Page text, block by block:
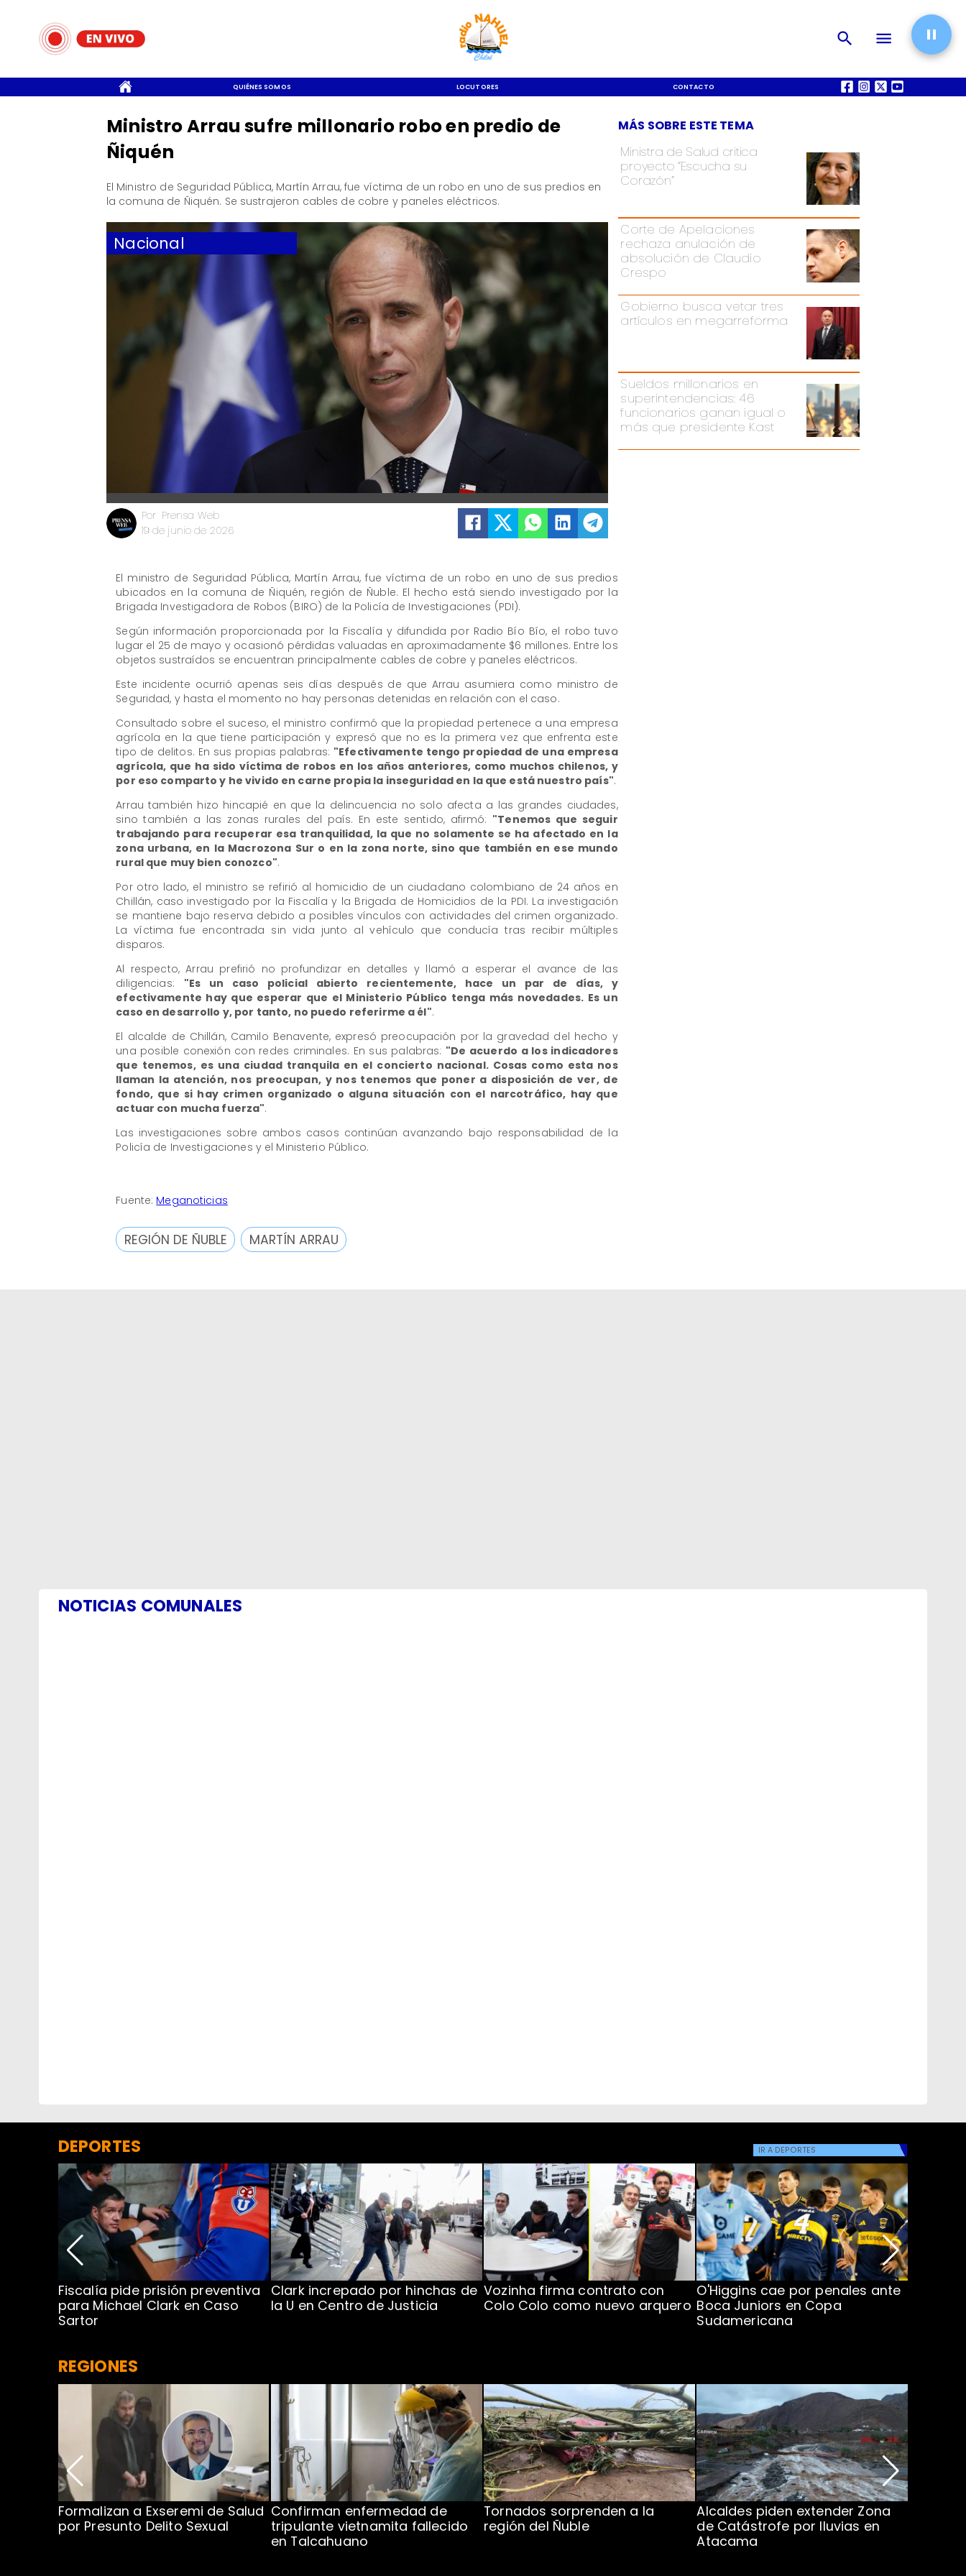
QUIÉNES SOMOS LOCUTORES CONTACTO QUIÉNES SOMOS
Nacional
Prensa Web
Por
19 de junio de 2026
Ministra de Salud critica
proyecto “Escucha su
Corazón”
Corte de Apelaciones
rechaza anulación de
absolución de Claudio
Crespo
Gobierno busca vetar tres
artículos en megarreforma
Sueldos millonarios en
superintendencias: 46
funcionarios ganan igual o
más que presidente Kast
MÁS SOBRE ESTE TEMA
Ministro Arrau sufre millonario robo en predio de
Ñiquén
El Ministro de Seguridad Pública, Martín Arrau, fue víctima de un robo en uno de sus predios en
la comuna de Ñiquén. Se sustrajeron cables de cobre y paneles eléctricos.
El ministro de Seguridad Pública, Martín Arrau, fue víctima de un robo en uno de sus predios
ubicados en la comuna de Ñiquén, región de Ñuble. El hecho está siendo investigado por la
Brigada Investigadora de Robos (BIRO) de la Policía de Investigaciones (PDI).
Según información proporcionada por la Fiscalía y difundida por Radio Bío Bío, el robo tuvo
lugar el 25 de mayo y ocasionó pérdidas valuadas en aproximadamente $6 millones. Entre los
objetos sustraídos se encuentran principalmente cables de cobre y paneles eléctricos.
Este incidente ocurrió apenas seis días después de que Arrau asumiera como ministro de
Seguridad, y hasta el momento no hay personas detenidas en relación con el caso.
Consultado sobre el suceso, el ministro confirmó que la propiedad pertenece a una empresa
agrícola en la que tiene participación y expresó que no es la primera vez que enfrenta este
tipo de delitos. En sus propias palabras: "Efectivamente tengo propiedad de una empresa
agrícola, que ha sido víctima de robos en los años anteriores, como muchos chilenos, y
por eso comparto y he vivido en carne propia la inseguridad en la que está nuestro país".
Arrau también hizo hincapié en que la delincuencia no solo afecta a las grandes ciudades,
sino también a las zonas rurales del país. En este sentido, afirmó: "Tenemos que seguir
trabajando para recuperar esa tranquilidad, la que no solamente se ha afectado en la
zona urbana, en la Macrozona Sur o en la zona norte, sino que también en ese mundo
rural que muy bien conozco".
Por otro lado, el ministro se refirió al homicidio de un ciudadano colombiano de 24 años en
Chillán, caso investigado por la Fiscalía y la Brigada de Homicidios de la PDI. La investigación
se mantiene bajo reserva debido a posibles vínculos con actividades del crimen organizado.
La víctima fue encontrada sin vida junto al vehículo que conducía tras recibir múltiples
disparos.
Al respecto, Arrau prefirió no profundizar en detalles y llamó a esperar el avance de las
diligencias: "Es un caso policial abierto recientemente, hace un par de días, y
efectivamente hay que esperar que el Ministerio Público tenga más novedades. Es un
caso en desarrollo y, por tanto, no puedo referirme a él".
El alcalde de Chillán, Camilo Benavente, expresó preocupación por la gravedad del hecho y
una posible conexión con redes criminales. En sus palabras: "De acuerdo a los indicadores
que tenemos, es una ciudad tranquila en el concierto nacional. Cosas como esta nos
llaman la atención, nos preocupan, y nos tenemos que poner a disposición de ver, de
fondo, que si hay crimen organizado o alguna situación con el narcotráfico, hay que
actuar con mucha fuerza".
Las investigaciones sobre ambos casos continúan avanzando bajo responsabilidad de la
Policía de Investigaciones y el Ministerio Público.
Fuente: Meganoticias
REGIÓN DE ÑUBLE MARTÍN ARRAU
NOTICIAS COMUNALES
DEPORTES IR A DEPORTES
Fiscalía pide prisión preventiva
para Michael Clark en Caso
Sartor
Clark increpado por hinchas de
la U en Centro de Justicia
Vozinha firma contrato con
Colo Colo como nuevo arquero
O'Higgins cae por penales ante
Boca Juniors en Copa
Sudamericana
REGIONES
Formalizan a Exseremi de Salud
por Presunto Delito Sexual
Confirman enfermedad de
tripulante vietnamita fallecido
en Talcahuano
Tornados sorprenden a la
región del Ñuble
Alcaldes piden extender Zona
de Catástrofe por lluvias en
Atacama